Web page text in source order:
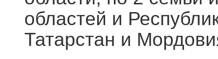
областей и
Татарстан и